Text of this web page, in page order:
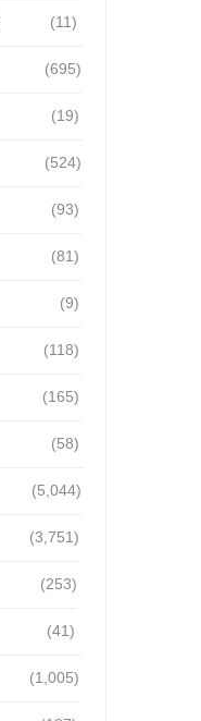
(11)
(695)
(19)
(524)
(93)
(81)
(9)
(118)
(165)
(58)
(5,044)
(3,751)
(253)
(41)
(1,005)